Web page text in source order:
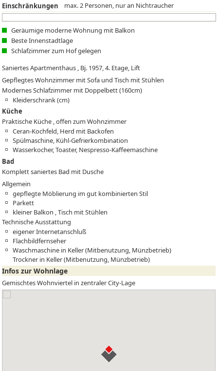
Einschränkungen
max. 2 Personen, nur an Nichtraucher
Geräumige moderne Wohnung mit Balkon
Beste Innenstadtlage
Schlafzimmer zum Hof gelegen
Saniertes Apartmenthaus , Bj. 1957, 4. Etage, Lift
Gepflegtes Wohnzimmer mit Sofa und Tisch mit Stühlen
Modernes Schlafzimmer mit Doppelbett (160cm)
Kleiderschrank (cm)
Küche
Praktische Küche , offen zum Wohnzimmer
Ceran-Kochfeld, Herd mit Backofen
Spülmaschine, Kühl-Gefrierkombination
Wasserkocher, Toaster, Nespresso-Kaffeemaschine
Bad
Komplett saniertes Bad mit Dusche
Allgemein
gepflegte Möblierung im gut kombinierten Stil
Parkett
kleiner Balkon , Tisch mit Stühlen
Technische Ausstattung
eigener Internetanschluß
Flachbildfernseher
Waschmaschine in Keller (Mitbenutzung, Münzbetrieb)
Trockner in Keller (Mitbenutzung, Münzbetrieb)
Infos zur Wohnlage
Gemischtes Wohnviertel in zentraler City-Lage